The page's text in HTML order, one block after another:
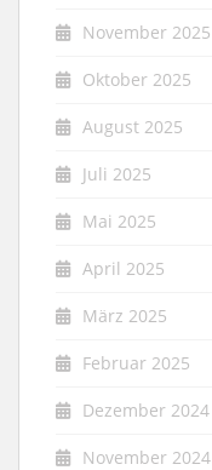
November 2025
Oktober 2025
August 2025
Juli 2025
Mai 2025
April 2025
März 2025
Februar 2025
Dezember 2024
November 2024